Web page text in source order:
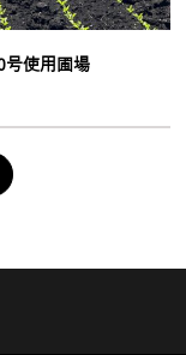
号使用圃場